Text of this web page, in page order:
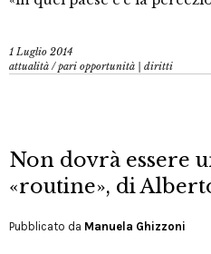
1 Luglio 2014
attualità /pari opportunità | diritti
Non dovrà essere
«routine», di
Pubblicato da Manuela Ghizzoni